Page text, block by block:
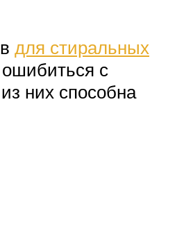
для стиральных
с
них способна